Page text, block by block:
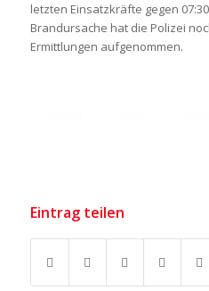
letzten Einsatzkräfte gegen
Brandursache hat die Polizei
Ermittlungen aufgenommen.
Eintrag teilen